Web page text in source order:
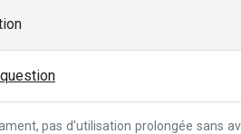
pas d’utilisation prolongée sans